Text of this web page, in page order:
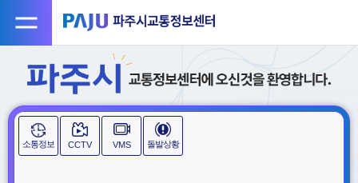
소통정보 CCTV VMS 돌발상황